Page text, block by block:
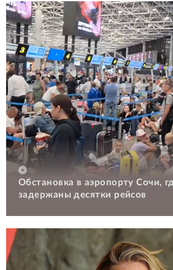
Обстановка в аэропорту Сочи,
задержаны десятки рейсов